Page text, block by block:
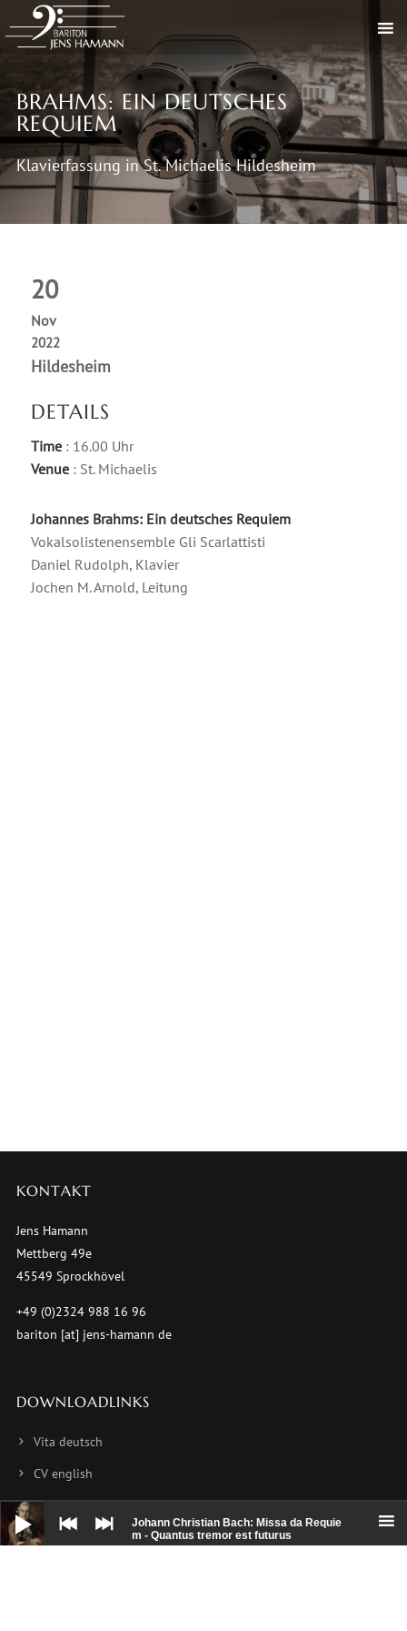
Audio-
Player
Johann Christian Bach: Missa da Requie
m - Quantus tremor est futurus
BRAHMS: EIN DEUTSCHES
REQUIEM
Klavierfassung in St. Michaelis Hildesheim
20
Nov
2022
Hildesheim
DETAILS
Time : 16.00 Uhr
Venue : St. Michaelis
Johannes Brahms: Ein deutsches Requiem
Vokalsolistenensemble Gli Scarlattisti
Daniel Rudolph, Klavier
Jochen M. Arnold, Leitung
KONTAKT
Jens Hamann
Mettberg 49e
45549 Sprockhövel
+49 (0)2324 988 16 96
bariton [at] jens-hamann de
DOWNLOADLINKS
Vita deutsch
CV english
CV français
Foto 1